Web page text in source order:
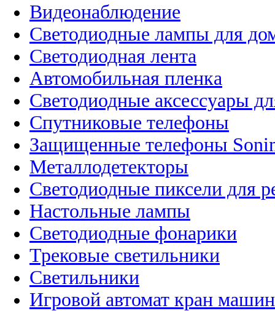
Видеонаблюдение
Светодиодные лампы для
Светодиодная лента
Автомобильная пленка
Светодиодные аксессуары
Спутниковые телефоны
Защищенные телефоны
Металлодетекторы
Светодиодные пиксели для
Настольные лампы
Светодиодные фонарики
Трековые светильники
Светильники
Игровой автомат кран